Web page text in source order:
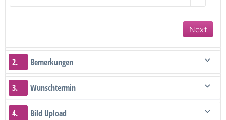
Next
2. Bemerkungen
3. Wunschtermin
4. Bild Upload